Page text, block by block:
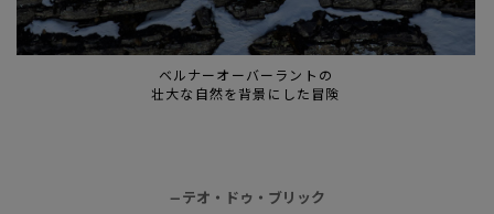
ベルナーオーバーラントの
壮大な自然を背景にした冒険
—テオ・ドゥ・ブリック